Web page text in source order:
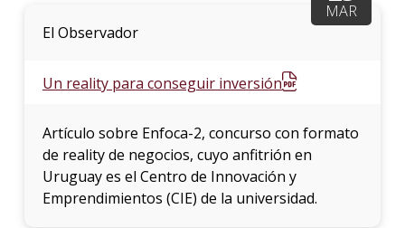
MAR
El Observador
Un reality para conseguir inversión
Artículo sobre Enfoca-2, concurso con formato
de reality de negocios, cuyo anfitrión en
Uruguay es el Centro de Innovación y
Emprendimientos (CIE) de la universidad.